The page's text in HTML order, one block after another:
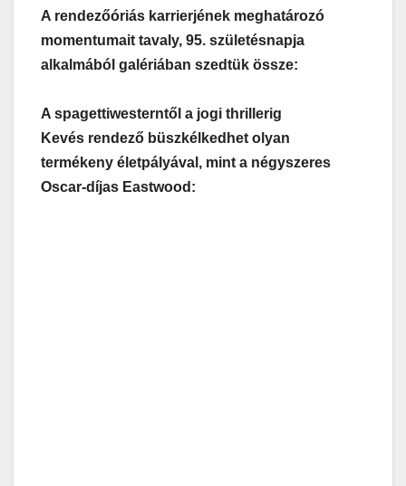
A rendezőóriás karrierjének meghatározó
momentumait tavaly, 95. születésnapja
alkalmából galériában szedtük össze:
A spagettiwesterntől a jogi thrillerig
Kevés rendező büszkélkedhet olyan
termékeny életpályával, mint a négyszeres
Oscar-díjas Eastwood: